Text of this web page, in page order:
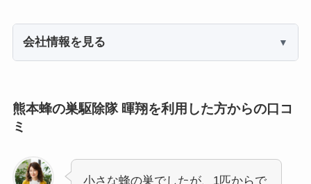
会社情報を見る
熊本蜂の巣駆除隊 暉翔を利用した方からの口コ
ミ
小さな蜂の巣でしたが、1匹からで